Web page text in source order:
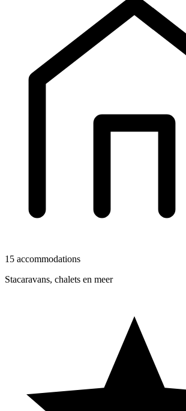
15 accommodations
Stacaravans, chalets en meer